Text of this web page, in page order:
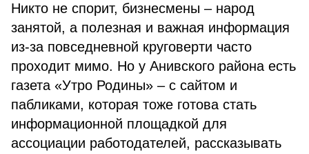
Никто не спорит, бизнесмены – народ
занятой, а полезная и важная информация
из-за повседневной круговерти часто
проходит мимо. Но у Анивского района есть
газета «Утро Родины» – с сайтом и
пабликами, которая тоже готова стать
информационной площадкой для
ассоциации работодателей, рассказывать